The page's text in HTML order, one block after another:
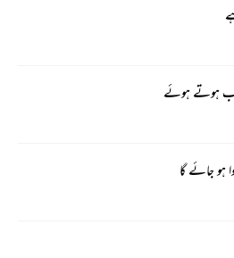
ہوتے ہوئے
ہو جائے گا